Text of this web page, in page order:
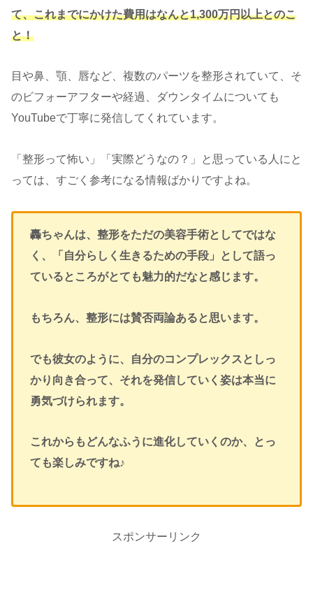
て、これまでにかけた費用はなんと1,300万円以上とのこ
と！
目や鼻、顎、唇など、複数のパーツを整形されていて、そ
のビフォーアフターや経過、ダウンタイムについても
YouTubeで丁寧に発信してくれています。
「整形って怖い」「実際どうなの？」と思っている人にと
っては、すごく参考になる情報ばかりですよね。
轟ちゃんは、整形をただの美容手術としてではな
く、「自分らしく生きるための手段」として語っ
ているところがとても魅力的だなと感じます。
もちろん、整形には賛否両論あると思います。
でも彼女のように、自分のコンプレックスとしっ
かり向き合って、それを発信していく姿は本当に
勇気づけられます。
これからもどんなふうに進化していくのか、とっ
ても楽しみですね♪
スポンサーリンク